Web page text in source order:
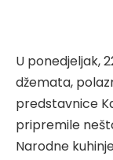
U ponedjeljak,
džemata,
predstavnice
pripremile
Narodne